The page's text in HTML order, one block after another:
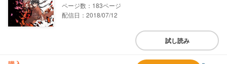
183
配信日：2018/07/12
試し読み